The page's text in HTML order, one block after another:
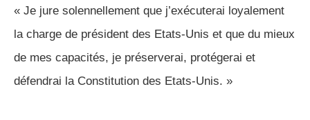
« Je jure solennellement que j’exécuterai loyalement
la charge de président des Etats-Unis et que du mieux
de mes capacités, je préserverai, protégerai et
défendrai la Constitution des Etats-Unis. »